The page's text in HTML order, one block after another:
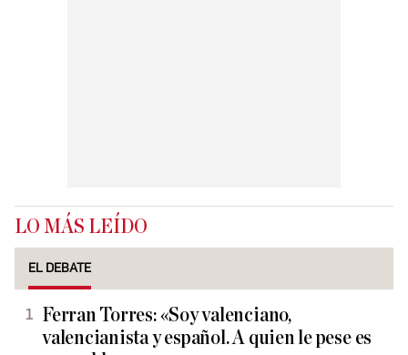
LO MÁS LEÍDO
EL DEBATE
Ferran Torres: «Soy valenciano,
valencianista y español. A quien le pese es